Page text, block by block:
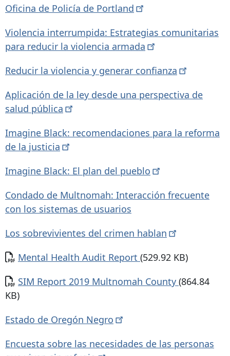
Oficina de Policía de Portland
Violencia interrumpida: Estrategias comunitarias
para reducir la violencia armada
Reducir la violencia y generar confianza
Aplicación de la ley desde una perspectiva de
salud pública
Imagine Black: recomendaciones para la reforma
de la justicia
Imagine Black: El plan del pueblo
Condado de Multnomah: Interacción frecuente
con los sistemas de usuarios
Los sobrevivientes del crimen hablan
Documento
Mental Health Audit Report (529.92 KB)
Documento
SIM Report 2019 Multnomah County (864.84
KB)
Estado de Oregón Negro
Encuesta sobre las necesidades de las personas